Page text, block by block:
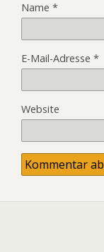
Name *
E-Mail-Adresse *
Website